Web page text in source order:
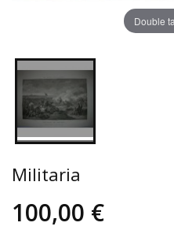
Double
Militaria
100,00 €